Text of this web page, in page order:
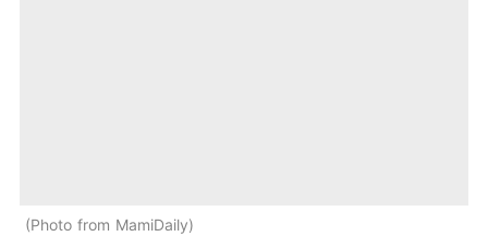
Photo from MamiDaily